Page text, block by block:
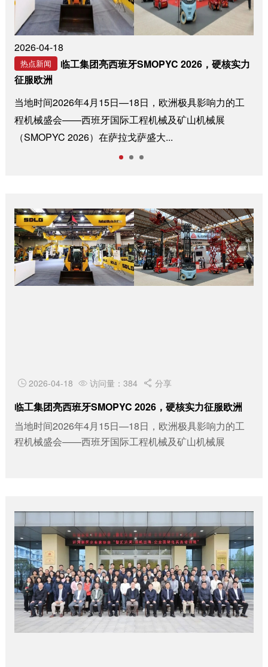
2026-04-15
热点新闻
董事长王志中致辞！临工集团牵头联合赋能活
动，引领企业共拓全球新局
近日，沂蒙商学堂与沂河新区企业家协会联合赋能活动在
临工集团隆重举行。
 2026-04-18  访问量：384  分享
临工集团亮西班牙SMOPYC 2026，硬核实力征服欧洲
当地时间2026年4月15日—18日，欧洲极具影响力的工
程机械盛会——西班牙国际工程机械及矿山机械展